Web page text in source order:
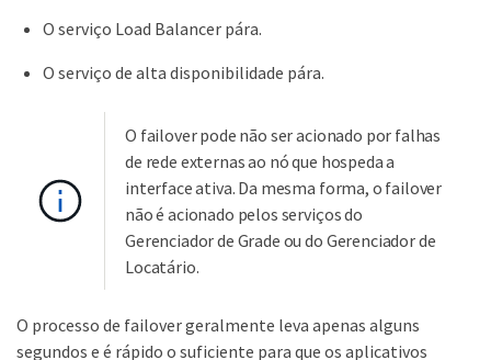
O serviço Load Balancer pára.
O serviço de alta disponibilidade pára.
O failover pode não ser acionado por falhas
de rede externas ao nó que hospeda a
interface ativa. Da mesma forma, o failover
não é acionado pelos serviços do
Gerenciador de Grade ou do Gerenciador de
Locatário.
O processo de failover geralmente leva apenas alguns
segundos e é rápido o suficiente para que os aplicativos